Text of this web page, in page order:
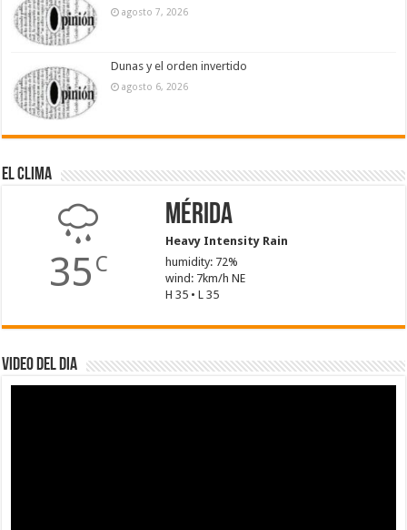
agosto 7, 2026
Dunas y el orden invertido
agosto 6, 2026
El Clima
35 C
Mérida
Heavy Intensity Rain
humidity: 72%
wind: 7km/h NE
H 35 • L 35
Video del dia